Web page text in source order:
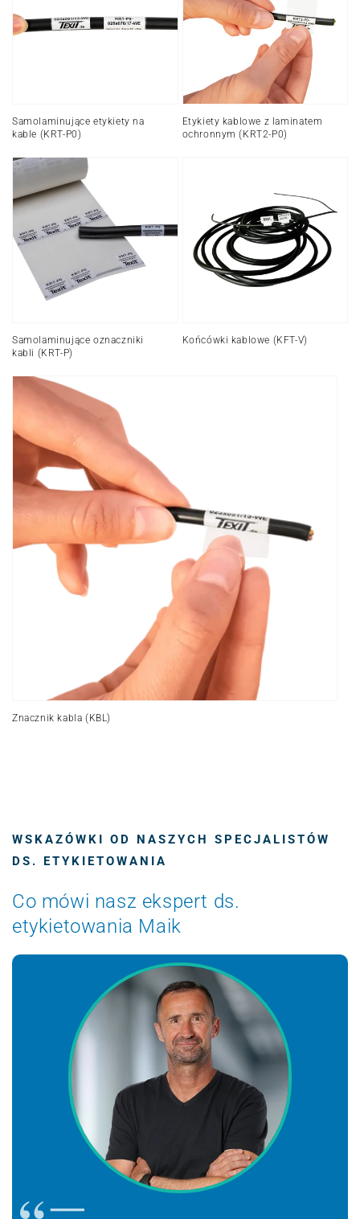
kable
(KRT-
Samolaminujące etykiety na
kable (KRT-P0)
laminatem
ochronnym
Etykiety kablowe z laminatem
ochronnym (KRT2-P0)
Samolaminujące
oznaczniki
kabli
(KRT-
P)
Samolaminujące oznaczniki
kabli (KRT-P)
Końcówki kablowe (KFT-V)
Znacznik
(KBL)
Znacznik kabla (KBL)
WSKAZÓWKI OD NASZYCH SPECJALISTÓW
DS. ETYKIETOWANIA
Co mówi nasz ekspert ds.
etykietowania Maik